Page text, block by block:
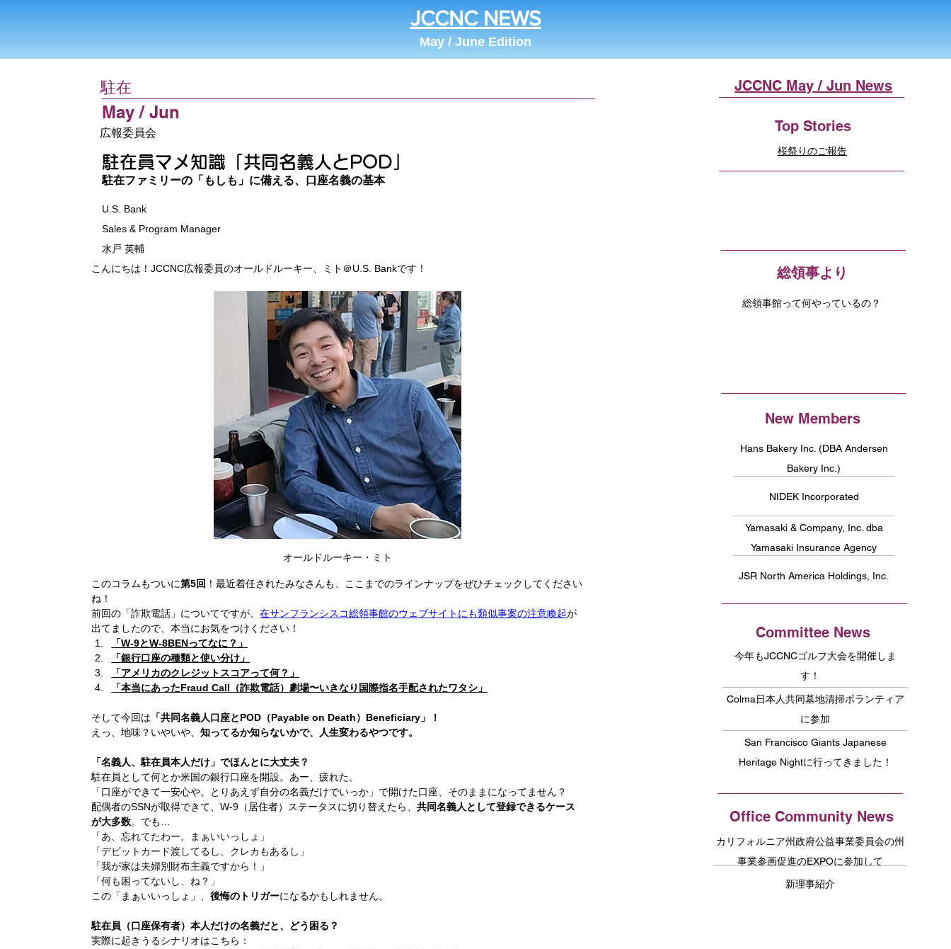
JCCNC NEWS
May / June Edition
駐在
May / Jun
広報委員会
駐在員マメ知識「共同名義人とPOD」
駐在ファミリーの「もしも」に備える、口座名義の基本
U.S. Bank
Sales & Program Manager
水戸 英輔
こんにちは！JCCNC広報委員のオールドルーキー、ミト＠U.S. Bankです！
オールドルーキー・ミト
このコラムもついに第5回 ！最近着任されたみなさんも、ここまでのラインナップをぜひチェックしてください
ね！
前回の「詐欺電話」についてですが、在サンフランシスコ総領事館のウェブサイトにも類似事案の注意喚起が
出てましたので、本当にお気をつけください！
「W-9とW-8BENってなに？」
「銀行口座の種類と使い分け」
「アメリカのクレジットスコアって何？」
「本当にあったFraud Call（詐欺電話）劇場〜いきなり国際指名手配されたワタシ」
そして今回は 「共同名義人口座とPOD（Payable on Death）Beneficiary」！
えっ、地味？いやいや、知ってるか知らないかで、人生変わるやつです。
「名義人、駐在員本人だけ」でほんとに大丈夫？
駐在員として何とか米国の銀行口座を開設。あー、疲れた。
「口座ができて一安心や。とりあえず自分の名義だけでいっか」で開けた口座、そのままになってません？
配偶者のSSNが取得できて、W-9（居住者）ステータスに切り替えたら、共同名義人として登録できるケース
が大多数。でも…
「あ、忘れてたわー。まぁいいっしょ」
「デビットカード渡してるし、クレカもあるし」
「我が家は夫婦別財布主義ですから！」
「何も困ってないし、ね？」
この「まぁいいっしょ」、後悔のトリガーになるかもしれません。
駐在員（口座保有者）本人だけの名義だと、どう困る？
実際に起きうるシナリオはこちら：
JCCNC May / Jun News
Top Stories
New Members
Hans Bakery Inc. (DBA Andersen
Bakery Inc.)
NIDEK Incorporated
Yamasaki & Company, Inc. dba
Yamasaki Insurance Agency
JSR North America Holdings, Inc.
Committee News
今年もJCCNCゴルフ大会を開催しま
す！
Colma日本人共同墓地清掃ボランティア
に参加
San Francisco Giants Japanese
Heritage Nightに行ってきました！
桜祭りのご報告
総領事館って何やっているの？
総領事より
Office Community News
カリフォルニア州政府公益事業委員会の州
事業参画促進のEXPOに参加して
新理事紹介